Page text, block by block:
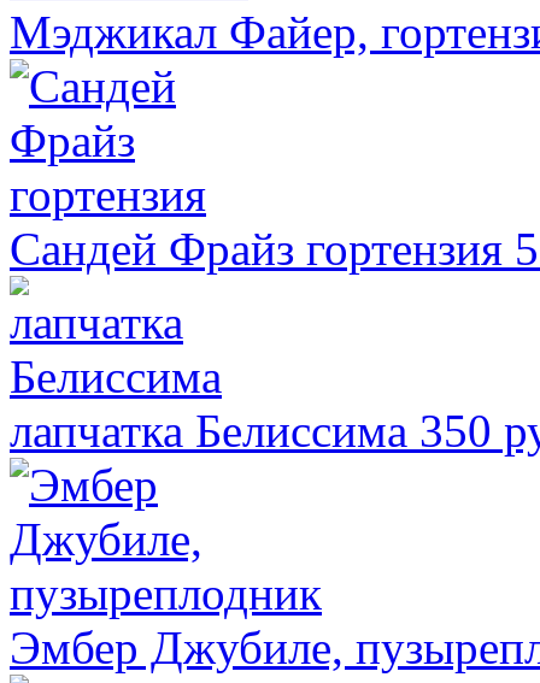
Мэджикал Файер,
Сандей Фрайз гортензия
лапчатка Белиссима 350
Эмбер Джубиле,